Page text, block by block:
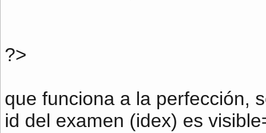
?>
que funciona a la perfección,
id del examen (idex) es